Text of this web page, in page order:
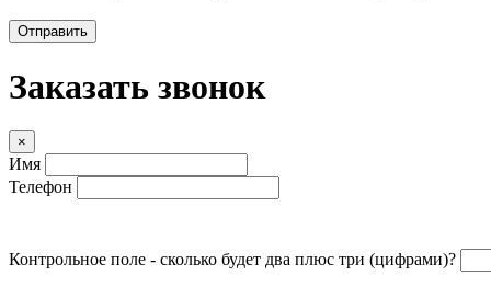
Отправить
Заказать звонок
×
Имя
Телефон
Контрольное поле - сколько будет два плюс три (цифрами)?